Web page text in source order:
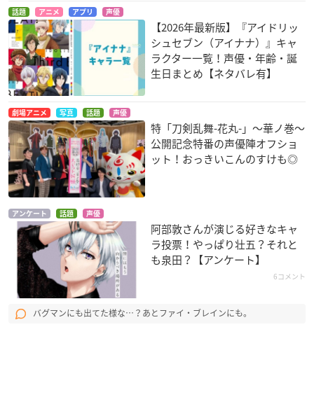
話題 アニメ アプリ 声優
【2026年最新版】『アイドリッ
シュセブン（アイナナ）』キャ
ラクター一覧！声優・年齢・誕
生日まとめ【ネタバレ有】
劇場アニメ 写真 話題 声優
特「刀剣乱舞-花丸-」～華ノ巻～
公開記念特番の声優陣オフショ
ット！おっきいこんのすけも◎
アンケート 話題 声優
阿部敦さんが演じる好きなキャ
ラ投票！やっぱり壮五？それと
も泉田？【アンケート】
6コメント
バグマンにも出てた様な…？あとファイ・ブレインにも。